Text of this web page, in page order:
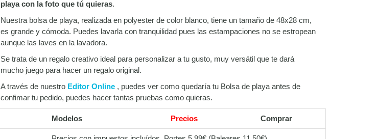
playa con la foto que tú quieras.
Nuestra bolsa de playa, realizada en polyester de color blanco, tiene un tamaño de 48x28 cm,
es grande y cómoda. Puedes lavarla con tranquilidad pues las estampaciones no se estropean
aunque las laves en la lavadora.
Se trata de un regalo creativo ideal para personalizar a tu gusto, muy versátil que te dará
mucho juego para hacer un regalo original.
A través de nuestro Editor Online, puedes ver como quedaría tu Bolsa de playa antes de
confimar tu pedido, puedes hacer tantas pruebas como quieras.
Modelos Precios Comprar